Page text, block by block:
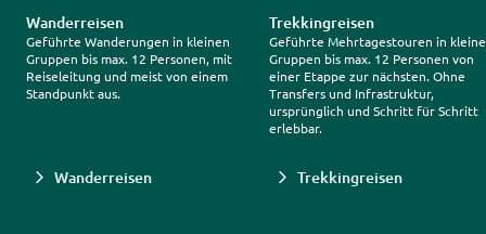
Wanderreisen
Geführte Wanderungen in kleinen
Gruppen bis max. 12 Personen, mit
Reiseleitung und meist von einem
Standpunkt aus.
Wanderreisen
Trekkingreisen
Geführte Mehrtagestouren in
Gruppen bis max. 12 Personen von
einer Etappe zur nächsten. Ohne
Transfers und Infrastruktur,
ursprünglich und Schritt für Schritt
erlebbar.
Trekkingreisen